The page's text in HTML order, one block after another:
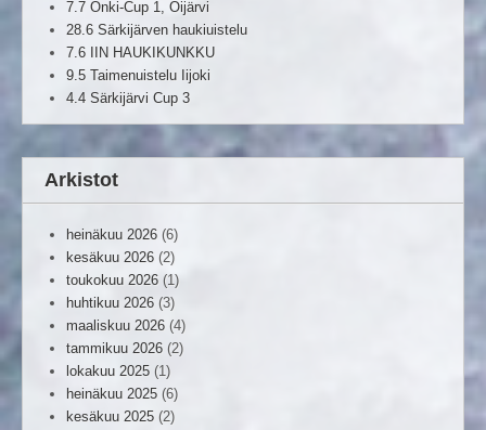
7.7 Onki-Cup 1, Oijärvi
28.6 Särkijärven haukiuistelu
7.6 IIN HAUKIKUNKKU
9.5 Taimenuistelu Iijoki
4.4 Särkijärvi Cup 3
Arkistot
heinäkuu 2026 (6)
kesäkuu 2026 (2)
toukokuu 2026 (1)
huhtikuu 2026 (3)
maaliskuu 2026 (4)
tammikuu 2026 (2)
lokakuu 2025 (1)
heinäkuu 2025 (6)
kesäkuu 2025 (2)